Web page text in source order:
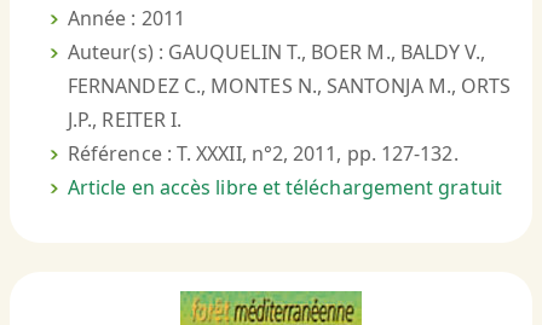
Année : 2011
Auteur(s) : GAUQUELIN T., BOER M., BALDY V.,
FERNANDEZ C., MONTES N., SANTONJA M., ORTS
J.P., REITER I.
Référence : T. XXXII, n°2, 2011, pp. 127-132.
Article en accès libre et téléchargement gratuit